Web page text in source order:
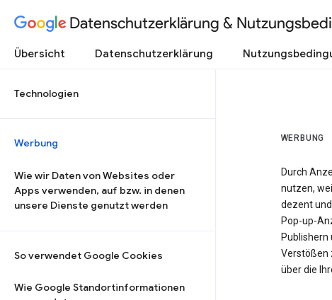
Datenschutzerklärung &
Übersicht Datenschutzerklärung
Technologien
Werbung
Wie wir Daten von Websites oder
Apps verwenden, auf bzw. in denen
unsere Dienste genutzt werden
So verwendet Google Cookies
Wie Google Standortinformationen
WERBUNG
Durch
nutzen,
dezent
Pop-up-
Publishern
Verstößen
über die